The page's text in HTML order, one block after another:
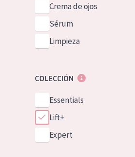
Crema de ojos
Sérum
Limpieza
COLECCIÓN
Essentials
Lift+
Expert